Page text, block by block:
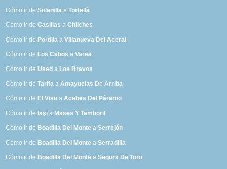
Cómo ir deSolanilla aTortellà
Cómo ir deCasillas aChilches
Cómo ir de Portilla aVillanueva Del Aceral
Cómo ir de Los Cabos aVarea
Cómo ir deUsed a Los Bravos
Cómo ir deTarifa aAmayuelas De Arriba
Cómo ir de El Viso aAcebes Del Páramo
Cómo ir de Iaşi a Mases Y Tamboril
Cómo ir de Boadilla Del Monte aSerrejón
Cómo ir de Boadilla Del Monte aSerradilla
Cómo ir de Boadilla Del Monte aSegura De Toro